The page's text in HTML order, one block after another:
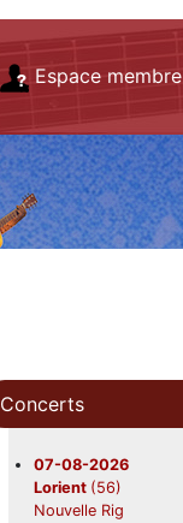
Espace membre
Concerts
07-08-2026
Lorient (56)
Nouvelle Rig